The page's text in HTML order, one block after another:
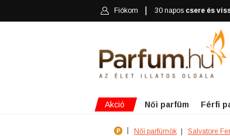
Fiókom 30 napos csere és
Akció Női parfüm Férfi
Női parfümök Salvatore